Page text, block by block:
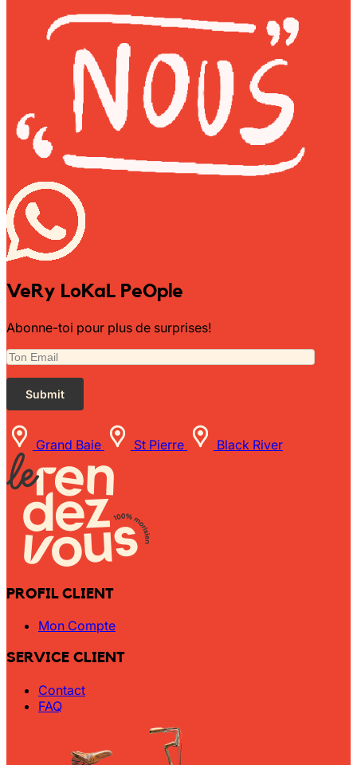
VeRy LoKaL PeOple
Abonne-toi pour plus de surprises!
Grand Baie St Pierre Black River
PROFIL CLIENT
Mon Compte
SERVICE CLIENT
Contact
FAQ